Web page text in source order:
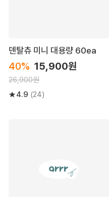
덴탈츄 미니 대용량 60ea
40% 15,900원
26,900원
4.9 (24)